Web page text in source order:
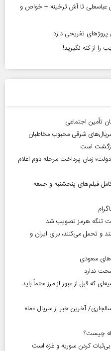
عباسعلی تا آش ترخینه + خواص و
پروژهای تفریحی دارد
را از کنه نگیرید!
تأمین اجتماعی
شرقی محبوب مخاطبان
است
عدالت ۱۴۰۴ تا هفته دولت؛ زمان پرداخت مرحله دوم اعلام
فیلم‌های پنجشنبه و جمعه
تنگه هرمز تصویب شد
و تحمل می‌کنند، برای ایران و
سعودی
ندارد
اربعین آغاز شد؛ ۱۰ توصیه‌ای که قبل از عبور از مرز حتماً باید
فیلمنامه «پایتخت ۸» در سالجاری/ آخرین خبر از سریال «ماه
کردن سوریه و غزه است